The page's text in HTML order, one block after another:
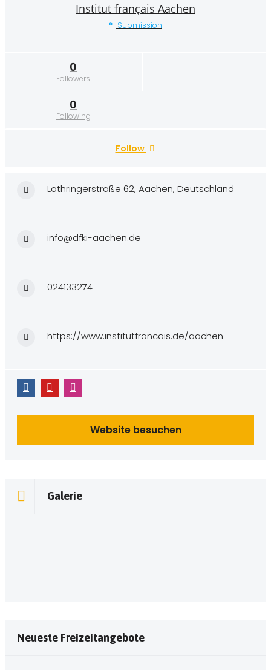
Institut français Aachen
Submission
0
Followers
0
Following
Follow
Lothringerstraße 62, Aachen, Deutschland
info@dfki-aachen.de
024133274
https://www.institutfrancais.de/aachen
Website besuchen
Galerie
Neueste Freizeitangebote